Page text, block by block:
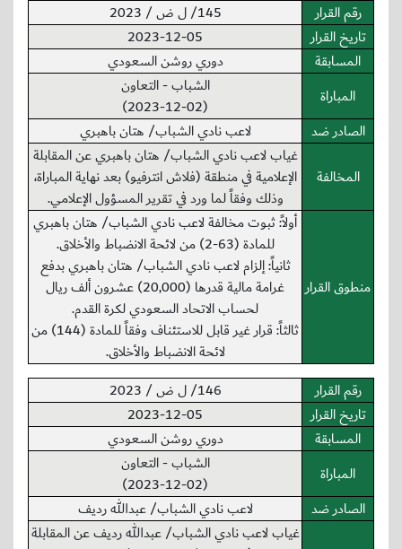
رقم القرار
145/ ل ض / 2023
تاريخ القرار
2023-12-05
المسابقة
دوري روشن السعودي
المباراة
الشباب - التعاون
(2023-12-02)
الصادر ضد
لاعب نادي الشباب/ هتان باهبري
المخالفة
غياب لاعب نادي الشباب/ هتان باهبري عن المقابلة
الإعلامية في منطقة (فلاش انترفيو) بعد نهاية المباراة،
وذلك وفقاً لما ورد في تقرير المسؤول الإعلامي.
منطوق القرار
أولاً: ثبوت مخالفة لاعب نادي الشباب/ هتان باهبري
للمادة (63-2) من لائحة الانضباط والأخلاق.
ثانياً: إلزام لاعب نادي الشباب/ هتان باهبري بدفع
غرامة مالية قدرها (20,000) عشرون ألف ريال
لحساب الاتحاد السعودي لكرة القدم.
ثالثاً: قرار غير قابل للاستئناف وفقاً للمادة (144) من
لائحة الانضباط والأخلاق.
رقم القرار
146/ ل ض / 2023
تاريخ القرار
2023-12-05
المسابقة
دوري روشن السعودي
المباراة
الشباب - التعاون
(2023-12-02)
الصادر ضد
لاعب نادي الشباب/ عبدالله رديف
غياب لاعب نادي الشباب/ عبدالله رديف عن المقابلة